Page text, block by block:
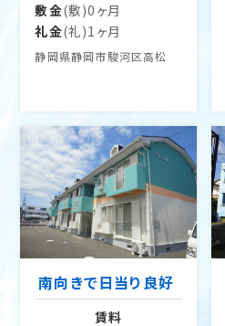
敷金(敷)0ヶ月
礼金(礼)1ヶ月
静岡県静岡市駿河区高松
南向きで日当り良好
賃料